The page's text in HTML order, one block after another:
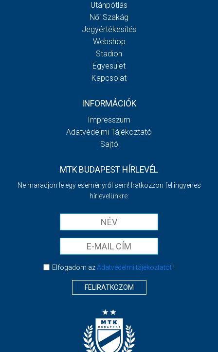
Utánpótlás
Női Szakág
Jegyértékesítés
Webshop
Stadion
Egyesület
Kapcsolat
INFORMÁCIÓK
Impresszum
Adatvédelmi Tájékoztató
Sajtó
MTK BUDAPEST HÍRLEVÉL
Ne maradjon le egy eseményről sem! Iratkozzon fel ingyenes
hírlevelünkre:
Elfogadom azAdatvédelmi tájékoztatót!
FELIRATKOZOM